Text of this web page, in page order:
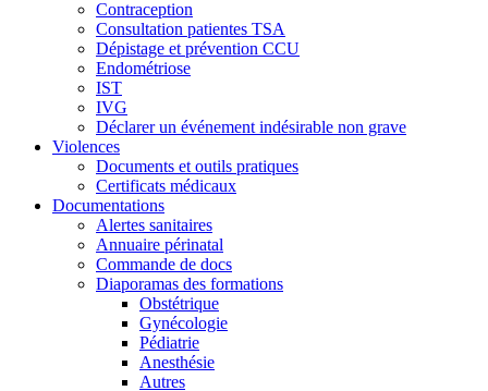
Contraception
Consultation patientes TSA
Dépistage et prévention CCU
Endométriose
IST
IVG
Déclarer un événement indésirable non grave
Violences
Documents et outils pratiques
Certificats médicaux
Documentations
Alertes sanitaires
Annuaire périnatal
Commande de docs
Diaporamas des formations
Obstétrique
Gynécologie
Pédiatrie
Anesthésie
Autres